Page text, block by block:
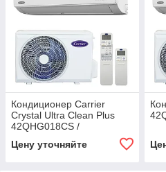
Кондиционер Carrier
Crystal Ultra Clean Plus
42QHG018СS /
Цену уточняйте